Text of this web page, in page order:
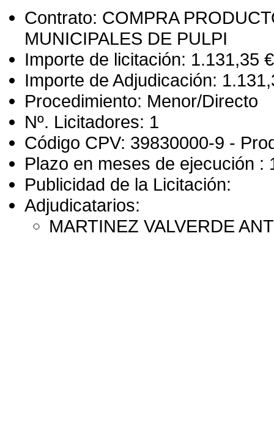
Contrato: COMPRA
MUNICIPALES DE PULPI
Importe de licitación: 1.131,35 €
Importe de Adjudicación:
Procedimiento: Menor/Directo
Nº. Licitadores: 1
Código CPV: 39830000-9 -
Plazo en meses de ejecución :
Publicidad de la Licitación:
Adjudicatarios:
MARTINEZ VALVERDE